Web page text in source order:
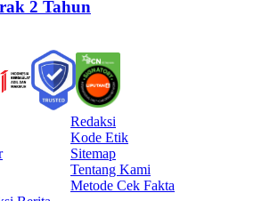
2 Tahun
Redaksi
Kode Etik
Sitemap
Tentang Kami
Metode Cek Fakta